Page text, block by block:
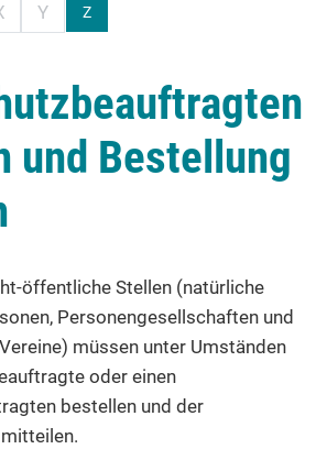
Y Z
und Bestellung
öffentliche Stellen (natürliche
Personengesellschaften und
müssen unter Umständen
oder einen
bestellen und der